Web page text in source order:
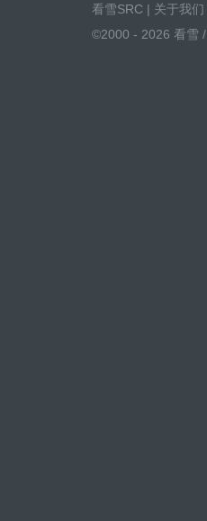
看雪SRC | 关于我们
©2000 - 2026 看雪 /